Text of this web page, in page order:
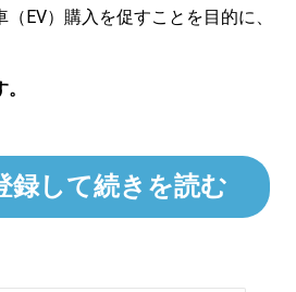
EV）購入を促すことを目的に、
録して続きを読む